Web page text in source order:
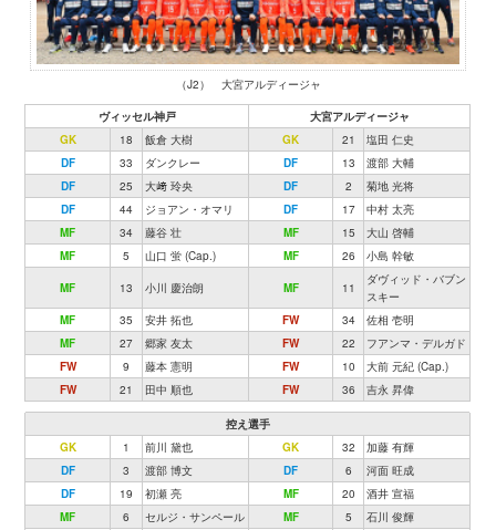
（J2） 大宮アルディージャ
ヴィッセル神戸
大宮アルディージャ
GK
18 飯倉 大樹 GK 21
塩田 仁史
DF
33 ダンクレー DF 13
渡部 大輔
DF
25 大﨑 玲央 DF 2
菊地 光将
DF
44 ジョアン・オマリ DF 17
中村 太亮
MF
34 藤谷 壮 MF 15
大山 啓輔
MF
5 山口 蛍 (Cap.) MF 26 小島 幹敏
MF 13 小川 慶治朗 MF 11
ダヴィッド・バブン
スキー
MF
35 安井 拓也 FW 34
佐相 壱明
MF
27 郷家 友太 FW 22
フアンマ・デルガド
FW
9 藤本 憲明 FW 10
大前 元紀 (Cap.)
FW
21 田中 順也 FW 36 吉永 昇偉
控え選手
GK
1 前川 黛也 GK 32
加藤 有輝
DF
3 渡部 博文 DF 6
河面 旺成
DF
19 初瀬 亮 MF 20
酒井 宣福
MF
6 セルジ・サンペール MF 5
石川 俊輝